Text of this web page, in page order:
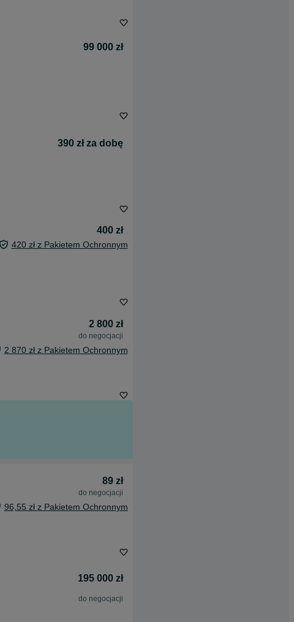
99 000 zł
390 zł za dobę
400 zł
420 zł z Pakietem Ochronnym
2 800 zł
do negocjacji
2 870 zł z Pakietem Ochronnym
89 zł
do negocjacji
96,55 zł z Pakietem Ochronnym
195 000 zł
do negocjacji